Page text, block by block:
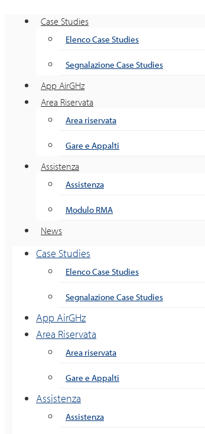
Case Studies
Elenco Case Studies
Segnalazione Case Studies
App AirGHz
Area Riservata
Area riservata
Gare e Appalti
Assistenza
Assistenza
Modulo RMA
News
Case Studies
Elenco Case Studies
Segnalazione Case Studies
App AirGHz
Area Riservata
Area riservata
Gare e Appalti
Assistenza
Assistenza